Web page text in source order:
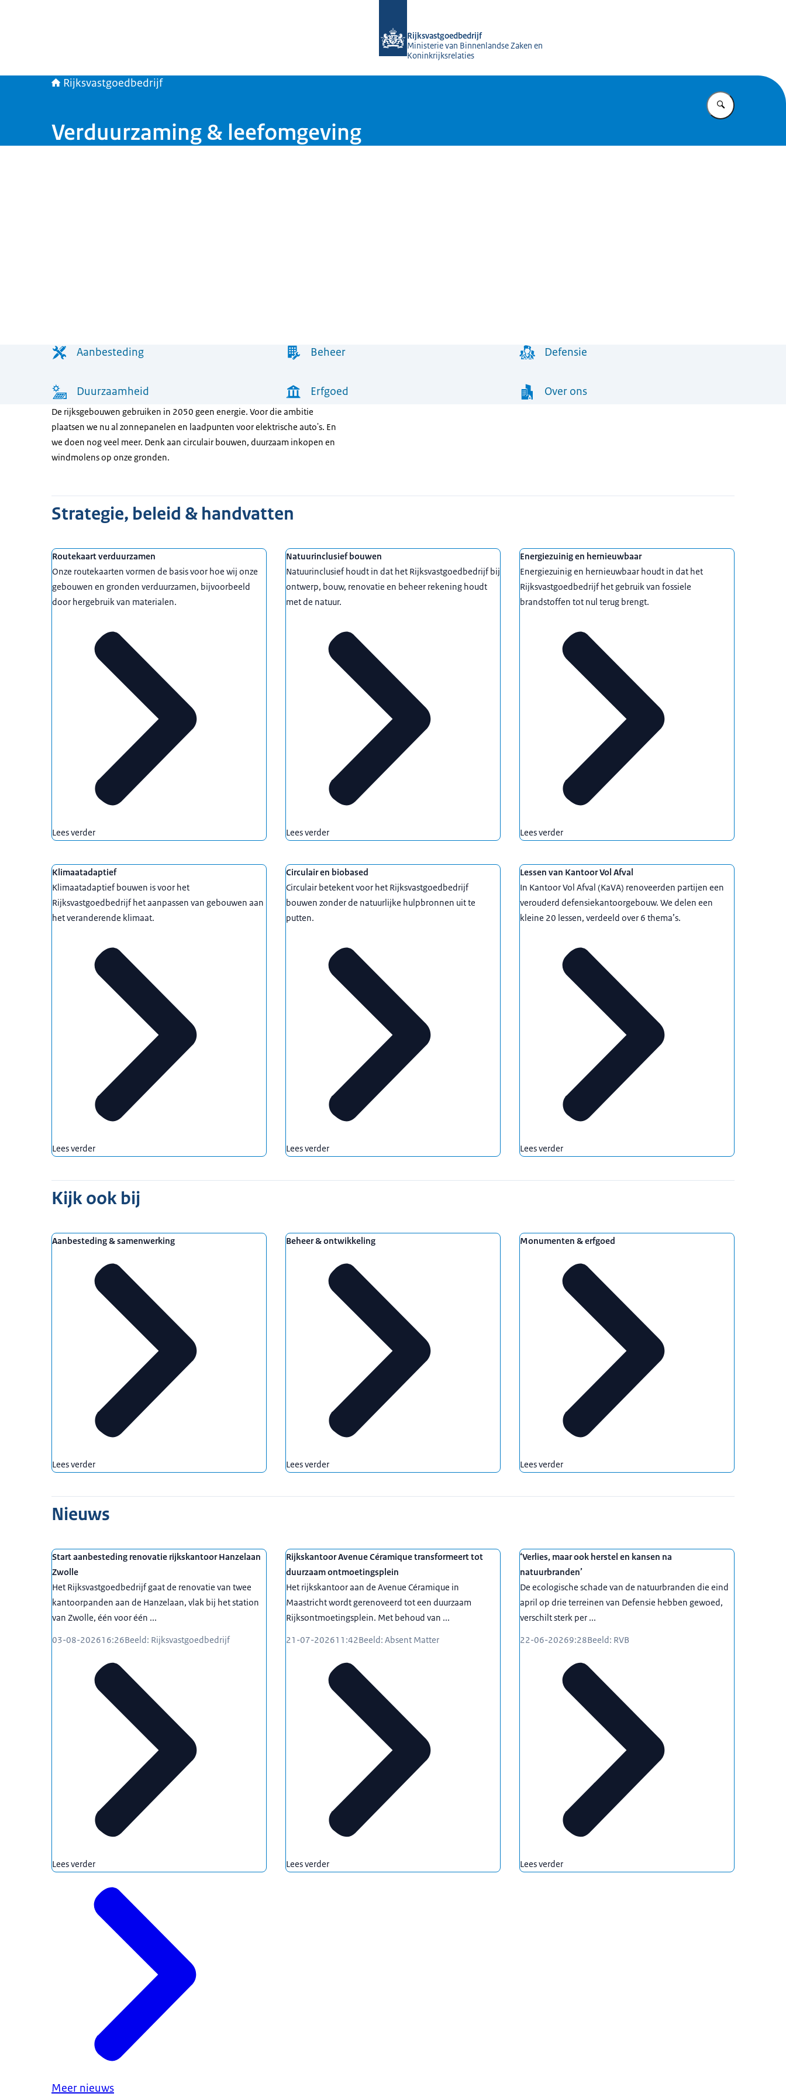
Rijksvastgoedbedrijf
Ministerie van Binnenlandse Zaken en
Koninkrijksrelaties
Rijksvastgoedbedrijf
Vul in wat u
Verduurzaming & leefomgeving
Aanbesteding Beheer Defensie
Duurzaamheid Erfgoed Over ons
De rijksgebouwen gebruiken in 2050 geen energie. Voor die ambitie
plaatsen we nu al zonnepanelen en laadpunten voor elektrische auto's. En
we doen nog veel meer. Denk aan circulair bouwen, duurzaam inkopen en
windmolens op onze gronden.
Strategie, beleid & handvatten
Routekaart verduurzamen
Onze routekaarten vormen de basis voor hoe wij onze
gebouwen en gronden verduurzamen, bijvoorbeeld
door hergebruik van materialen.
Lees verder
Natuurinclusief bouwen
Natuurinclusief houdt in dat het Rijksvastgoedbedrijf bij
ontwerp, bouw, renovatie en beheer rekening houdt
met de natuur.
Lees verder
Energiezuinig en hernieuwbaar
Energiezuinig en hernieuwbaar houdt in dat het
Rijksvastgoedbedrijf het gebruik van fossiele
brandstoffen tot nul terug brengt.
Lees verder
Uitgelicht
Klimaatadaptief
Klimaatadaptief bouwen is voor het
Rijksvastgoedbedrijf het aanpassen van gebouwen aan
het veranderende klimaat.
Lees verder
Circulair en biobased
Circulair betekent voor het Rijksvastgoedbedrijf
bouwen zonder de natuurlijke hulpbronnen uit te
putten.
Lees verder
Lessen van Kantoor Vol Afval
In Kantoor Vol Afval (KaVA) renoveerden partijen een
verouderd defensiekantoorgebouw. We delen een
kleine 20 lessen, verdeeld over 6 thema’s.
Lees verder
Kijk ook bij
Aanbesteding & samenwerking
Lees verder
Beheer & ontwikkeling
Lees verder
Monumenten & erfgoed
Lees verder
Nieuws
Start aanbesteding renovatie rijkskantoor Hanzelaan
Zwolle
Het Rijksvastgoedbedrijf gaat de renovatie van twee
kantoorpanden aan de Hanzelaan, vlak bij het station
van Zwolle, één voor één ...
03-08-202616:26Beeld: Rijksvastgoedbedrijf
Lees verder
Rijkskantoor Avenue Céramique transformeert tot
duurzaam ontmoetingsplein
Het rijkskantoor aan de Avenue Céramique in
Maastricht wordt gerenoveerd tot een duurzaam
Rijksontmoetingsplein. Met behoud van ...
21-07-202611:42Beeld: Absent Matter
Lees verder
‘Verlies, maar ook herstel en kansen na
natuurbranden’
De ecologische schade van de natuurbranden die eind
april op drie terreinen van Defensie hebben gewoed,
verschilt sterk per ...
22-06-20269:28Beeld: RVB
Lees verder
Meer nieuws